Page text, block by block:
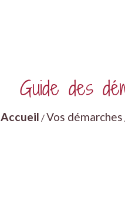
Guide des
Accueil /Vos démarches